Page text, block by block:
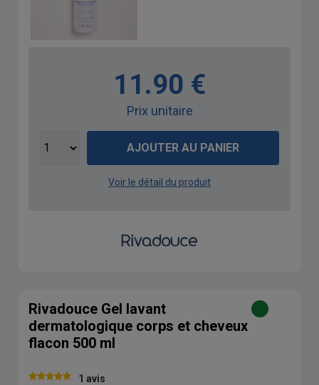
11.90 €
Prix unitaire
AJOUTER AU PANIER
Voir le détail du produit
Rivadouce Gel lavant
dermatologique corps et cheveux
flacon 500 ml
1 avis